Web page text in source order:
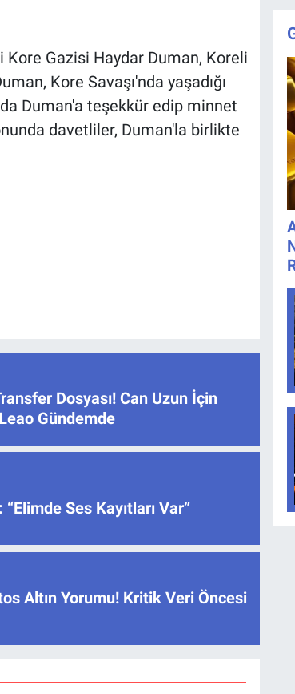
Kore Gazisi Haydar Duman, Koreli
Kore Savaşı'nda yaşadığı
Duman'a teşekkür edip minnet
davetliler, Duman'la birlikte
Dosyası! Can Uzun İçin
Gündemde
Ses Kayıtları Var”
Altın Yorumu! Kritik Veri Öncesi